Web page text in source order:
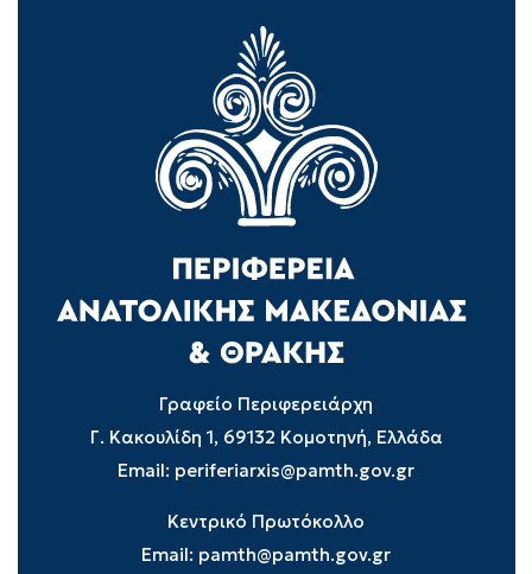
Γραφείο Περιφερειάρχη
Γ. Κακουλίδη 1, 69132 Κομοτηνή, Ελλάδα
Email: periferiarxis@pamth.gov.gr
Κεντρικό Πρωτόκολλο
Email: pamth@pamth.gov.gr